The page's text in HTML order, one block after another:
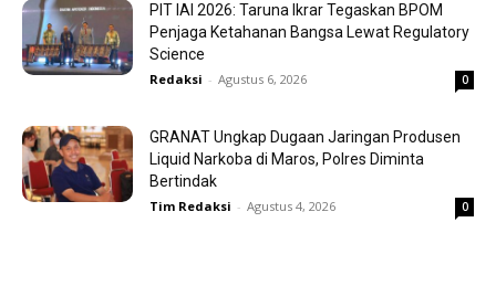
PIT IAI 2026: Taruna Ikrar Tegaskan BPOM
Penjaga Ketahanan Bangsa Lewat Regulatory
Science
Redaksi - Agustus 6, 2026 0
GRANAT Ungkap Dugaan Jaringan Produsen
Liquid Narkoba di Maros, Polres Diminta
Bertindak
Tim Redaksi - Agustus 4, 2026 0